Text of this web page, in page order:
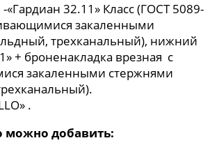
«Гардиан 32.11» Класс (ГОСТ 5089-
закаленными
трехканальный), нижний
+ броненакладка врезная с
закаленными стержнями
.
можно добавить: